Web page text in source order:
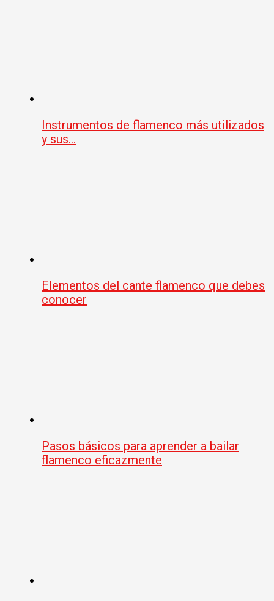
Instrumentos de flamenco más utilizados
y sus…
Elementos del cante flamenco que debes
conocer
Pasos básicos para aprender a bailar
flamenco eficazmente